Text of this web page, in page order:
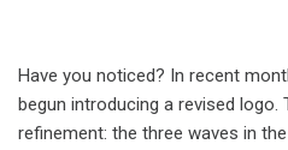
Have you noticed? In recent
begun introducing a revised logo.
refinement: the three waves in